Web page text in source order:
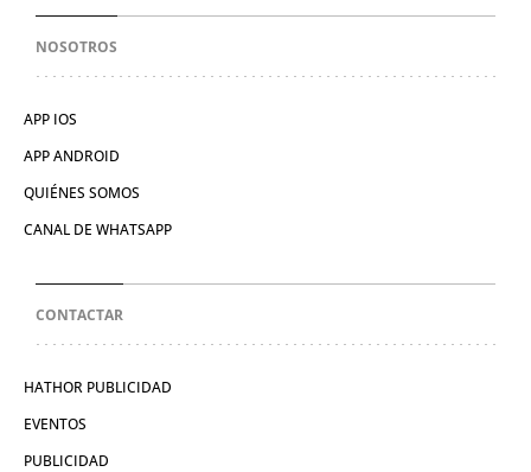
NOSOTROS
APP IOS
APP ANDROID
QUIÉNES SOMOS
CANAL DE WHATSAPP
CONTACTAR
HATHOR PUBLICIDAD
EVENTOS
PUBLICIDAD